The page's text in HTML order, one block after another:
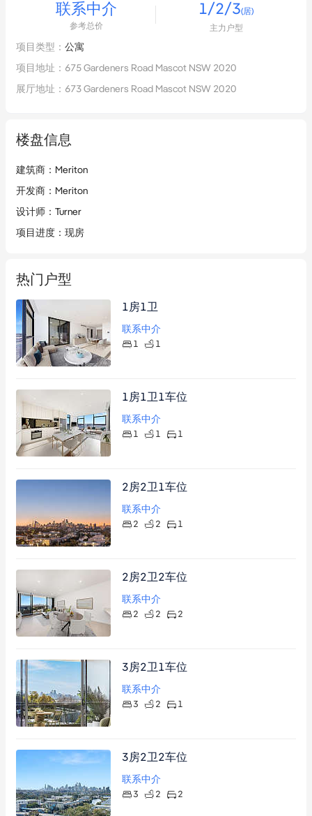
联系中介
参考总价
1/2/3(居)
主力户型
项目类型 ： 公寓
项目地址 ： 675 Gardeners Road Mascot NSW 2020
展厅地址 ： 673 Gardeners Road Mascot NSW 2020
楼盘信息
建筑商 ： Meriton
开发商 ： Meriton
设计师 ： Turner
项目进度 ： 现房
热门户型
1房1卫
联系中介
1 1
1房1卫1车位
联系中介
1 1 1
2房2卫1车位
联系中介
2 2 1
2房2卫2车位
联系中介
2 2 2
3房2卫1车位
联系中介
3 2 1
3房2卫2车位
联系中介
3 2 2